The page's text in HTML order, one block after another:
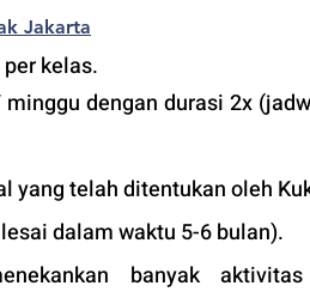
Jakarta
kelas.
dengan durasi 2x
yang telah ditentukan oleh
dalam waktu 5-6 bulan).
banyak